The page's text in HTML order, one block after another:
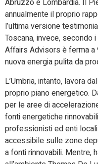
Abruzzo e Lombardia. Il
annualmente il proprio
l’ultima versione
Toscana, invece, secondo
Affairs Advisors è ferma
nuova energia pulita da
L’Umbria, intanto, lavora
proprio piano energetico.
per le aree di
fonti energetiche
professionisti ed enti
accessibile sulle zone
a fonti rinnovabili. Mentre,